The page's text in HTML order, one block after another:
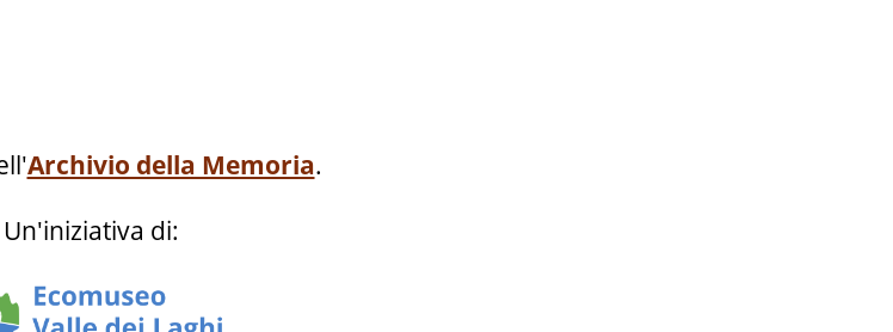
Archivio della Memoria.
Un'iniziativa di: